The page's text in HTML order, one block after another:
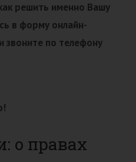
решить именно Вашу
в форму онлайн-
звоните по телефону
о правах